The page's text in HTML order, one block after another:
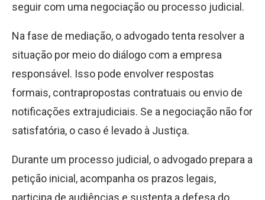
seguir com uma negociação ou processo judicial.
Na fase de mediação, o advogado tenta resolver a
situação por meio do diálogo com a empresa
responsável. Isso pode envolver respostas
formais, contrapropostas contratuais ou envio de
notificações extrajudiciais. Se a negociação não for
satisfatória, o caso é levado à Justiça.
Durante um processo judicial, o advogado prepara a
petição inicial, acompanha os prazos legais,
participa de audiências e sustenta a defesa do